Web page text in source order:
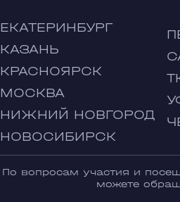
ЕКАТЕРИНБУРГ
КАЗАНЬ
КРАСНОЯРСК
МОСКВА
НИЖНИЙ НОВГОРОД
НОВОСИБИРСК
По вопросам участия и
можете